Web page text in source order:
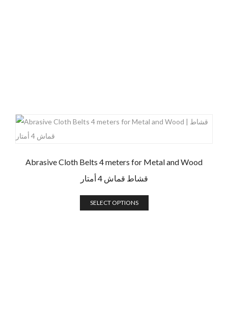
Abrasive Cloth Belts 4 meters for Metal and Wood
قشاط قماش 4 أمتار
SELECT OPTIONS